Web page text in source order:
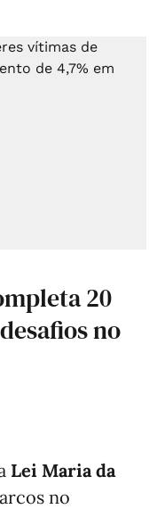
20
no
Lei Maria da
no